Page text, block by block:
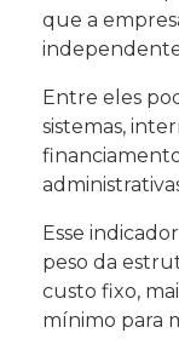
que a
Entre eles
sistemas,
Esse
peso da
custo fixo,
mínimo para